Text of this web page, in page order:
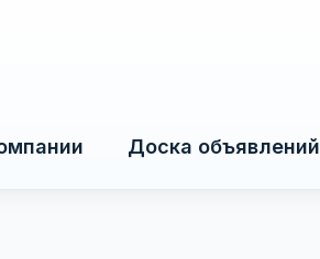
Доска объявлений